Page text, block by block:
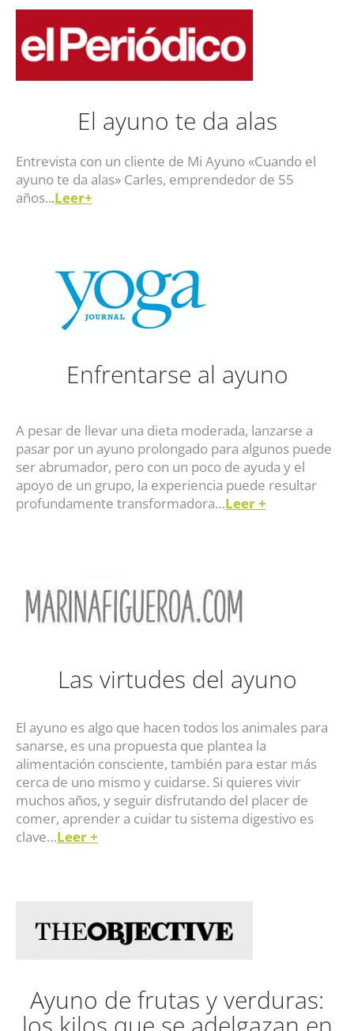
El ayuno te da alas
Entrevista con un cliente de Mi Ayuno «Cuando el
ayuno te da alas» Carles, emprendedor de 55
años...Leer+
Enfrentarse al ayuno
A pesar de llevar una dieta moderada, lanzarse a
pasar por un ayuno prolongado para algunos puede
ser abrumador, pero con un poco de ayuda y el
apoyo de un grupo, la experiencia puede resultar
profundamente transformadora…Leer+
Las virtudes del ayuno
El ayuno es algo que hacen todos los animales para
sanarse, es una propuesta que plantea la
alimentación consciente, también para estar más
cerca de uno mismo y cuidarse. Si quieres vivir
muchos años, y seguir disfrutando del placer de
comer, aprender a cuidar tu sistema digestivo es
clave…Leer+
Ayuno de frutas y verduras: